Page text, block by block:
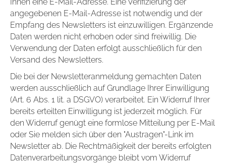
angegebenen E-Mail-Adresse ist notwendig und der
Empfang des Newsletters ist einzuwilligen. Ergänzende
Daten werden nicht erhoben oder sind freiwillig. Die
Verwendung der Daten erfolgt ausschließlich für den
Versand des Newsletters.
Die bei der Newsletteranmeldung gemachten Daten
werden ausschließlich auf Grundlage Ihrer Einwilligung
(Art. 6 Abs. 1 lit. a DSGVO) verarbeitet. Ein Widerruf Ihrer
bereits erteilten Einwilligung ist jederzeit möglich. Für
den Widerruf genügt eine formlose Mitteilung per E-Mail
oder Sie melden sich über den "Austragen"-Link im
Newsletter ab. Die Rechtmäßigkeit der bereits erfolgten
Datenverarbeitungsvorgänge bleibt vom Widerruf